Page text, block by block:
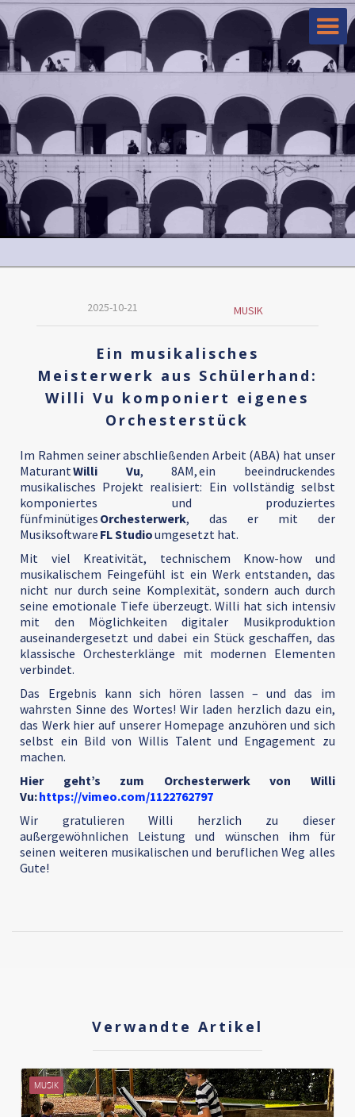
2025-10-21 MUSIK
Ein musikalisches
Meisterwerk aus Schülerhand:
Willi Vu komponiert eigenes
Orchesterstück
Im Rahmen seiner abschließenden Arbeit (ABA) hat unser
MaturantWilli Vu, 8AM, ein beeindruckendes
musikalisches Projekt realisiert: Ein vollständig selbst
komponiertes und produziertes
fünfminütiges Orchesterwerk, das er mit der
Musiksoftware FL Studioumgesetzt hat.
Mit viel Kreativität, technischem Know-how und
musikalischem Feingefühl ist ein Werk entstanden, das
nicht nur durch seine Komplexität, sondern auch durch
seine emotionale Tiefe überzeugt. Willi hat sich intensiv
mit den Möglichkeiten digitaler Musikproduktion
auseinandergesetzt und dabei ein Stück geschaffen, das
klassische Orchesterklänge mit modernen Elementen
verbindet.
Das Ergebnis kann sich hören lassen – und das im
wahrsten Sinne des Wortes! Wir laden herzlich dazu ein,
das Werk hier auf unserer Homepage anzuhören und sich
selbst ein Bild von Willis Talent und Engagement zu
machen.
Hier geht’s zum Orchesterwerk von Willi
Vu:https://vimeo.com/1122762797
Wir gratulieren Willi herzlich zu dieser
außergewöhnlichen Leistung und wünschen ihm für
seinen weiteren musikalischen und beruflichen Weg alles
Gute!
Verwandte Artikel
MUSIK